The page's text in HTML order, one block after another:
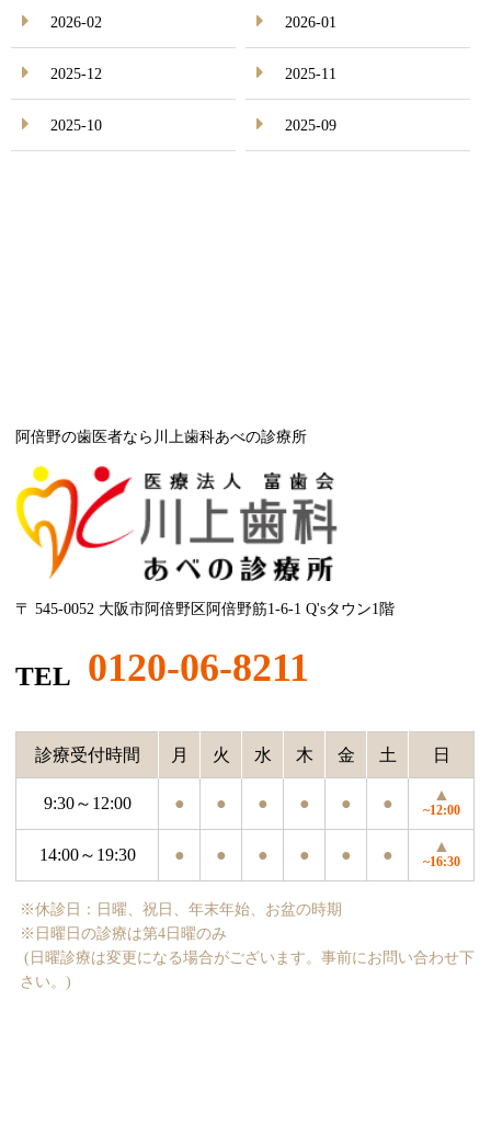
2026-02 2026-01
2025-12 2025-11
2025-10 2025-09
阿倍野の歯医者なら川上歯科あべの診療所
〒 545-0052 大阪市阿倍野区阿倍野筋1-6-1 Q'sタウン1階
TEL 0120-06-8211
診療受付時間 月 火 水 木 金 土 日
9:30～12:00 ● ● ● ● ● ● ▲
~12:00
14:00～19:30 ● ● ● ● ● ● ▲
~16:30
※休診日：日曜、祝日、年末年始、お盆の時期
※日曜日の診療は第4日曜のみ
(日曜診療は変更になる場合がございます。事前にお問い合わせ下
さい。)